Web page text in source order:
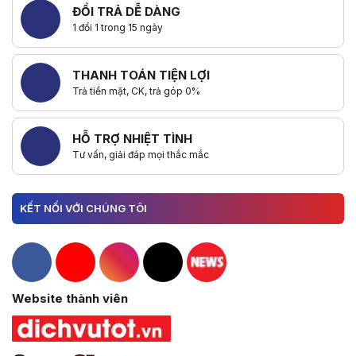
ĐỔI TRẢ DỄ DÀNG
1 đổi 1 trong 15 ngày
THANH TOÁN TIỆN LỢI
Trả tiền mặt, CK, trả góp 0%
HỖ TRỢ NHIỆT TÌNH
Tư vấn, giải đáp mọi thắc mắc
KẾT NỐI VỚI CHÚNG TÔI
Hacom Facebook
Hacom YouTube
Hacom Instagram
Hacom TikTok
Website thành viên